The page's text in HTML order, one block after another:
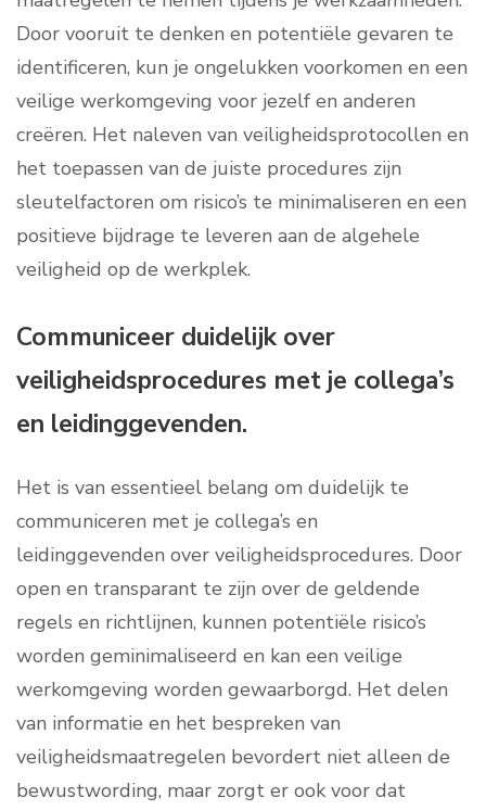
Door vooruit te denken en potentiële gevaren te
identificeren, kun je ongelukken voorkomen en een
veilige werkomgeving voor jezelf en anderen
creëren. Het naleven van veiligheidsprotocollen en
het toepassen van de juiste procedures zijn
sleutelfactoren om risico’s te minimaliseren en een
positieve bijdrage te leveren aan de algehele
veiligheid op de werkplek.
Communiceer duidelijk over
veiligheidsprocedures met je collega’s
en leidinggevenden.
Het is van essentieel belang om duidelijk te
communiceren met je collega’s en
leidinggevenden over veiligheidsprocedures. Door
open en transparant te zijn over de geldende
regels en richtlijnen, kunnen potentiële risico’s
worden geminimaliseerd en kan een veilige
werkomgeving worden gewaarborgd. Het delen
van informatie en het bespreken van
veiligheidsmaatregelen bevordert niet alleen de
bewustwording, maar zorgt er ook voor dat